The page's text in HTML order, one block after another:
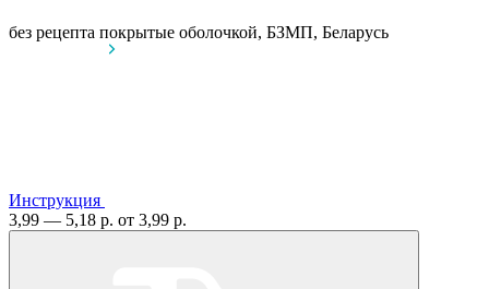
без рецепта покрытые оболочкой, БЗМП, Беларусь
Инструкция
3,99 — 5,18 р. от 3,99 р.